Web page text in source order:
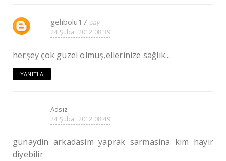
gelibolu17
24 Şubat 2012 08:39
herşey çok güzel olmuş,ellerinize sağlık...
YANITLA
Adsız
24 Şubat 2012 08:49
günaydin arkadasim yaprak sarmasina kim hayir
diyebilir